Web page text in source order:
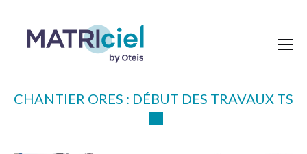
CHANTIER ORES : DÉBUT DES TRAVAUX TS